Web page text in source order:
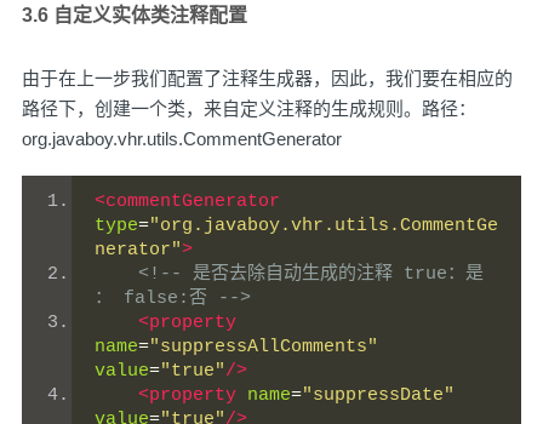
3.6 自定义实体类注释配置
由于在上一步我们配置了注释生成器，因此，我们要在相应的
路径下，创建一个类，来自定义注释的生成规则。路径：
org.javaboy.vhr.utils.CommentGenerator
<commentGenerator
type="org.javaboy.vhr.utils.CommentGe
nerator">
<!-- 是否去除自动生成的注释 true：是
： false:否 -->
<property
name="suppressAllComments"
value="true"/>
<property name="suppressDate"
value="true"/>